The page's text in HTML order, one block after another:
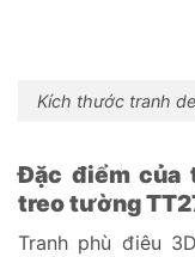
Kích thước tranh
Đặc điểm của
treo tường
Tranh phù điêu